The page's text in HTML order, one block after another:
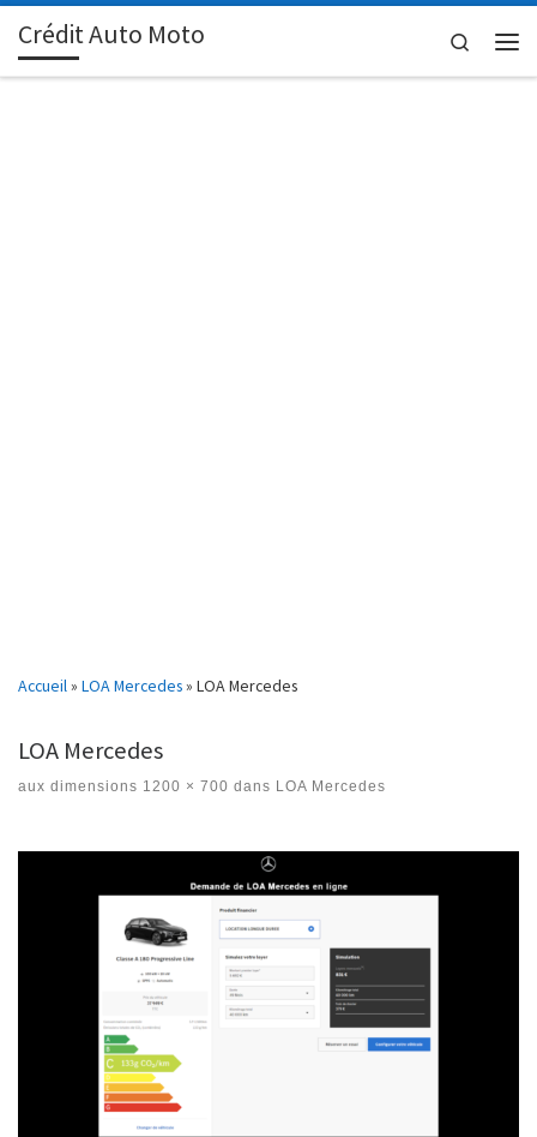
Passer au contenu
Crédit Auto Moto
Search
Accueil» LOA Mercedes» LOA Mercedes
LOA Mercedes
aux dimensions 1200 × 700 dans LOA Mercedes
Navigation des images